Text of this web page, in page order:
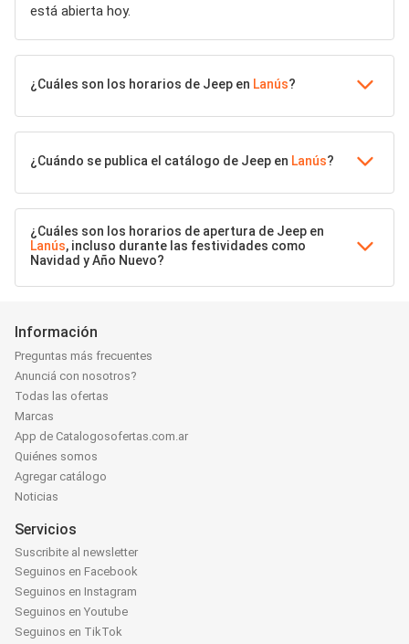
está abierta hoy.
¿Cuáles son los horarios de Jeep en Lanús?
¿Cuándo se publica el catálogo de Jeep en Lanús?
¿Cuáles son los horarios de apertura de Jeep en
Lanús, incluso durante las festividades como
Navidad y Año Nuevo?
Información
Preguntas más frecuentes
Anunciá con nosotros?
Todas las ofertas
Marcas
App de Catalogosofertas.com.ar
Quiénes somos
Agregar catálogo
Noticias
Servicios
Suscribite al newsletter
Seguinos en Facebook
Seguinos en Instagram
Seguinos en Youtube
Seguinos en TikTok